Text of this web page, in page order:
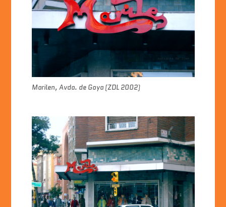
o
o
p
p
n
Marilen, Avda. de Goya (ZDL 2002)